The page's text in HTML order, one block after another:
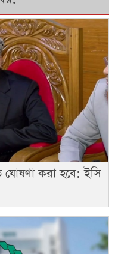
ঘোষণা করা হবে: ইসি